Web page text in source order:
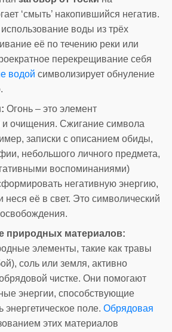
‘смыть’ накопившийся негатив.
воды из трёх
её по течению реки или
перекрещивание себя
водой символизирует обнуление
Огонь – это элемент
очищения. Сжигание символа
записки с описанием обиды,
небольшого личного предмета,
воспоминаниями)
негативную энергию,
неся её в свет. Это символический
природных материалов:
элементы, такие как травы
соль или земля, активно
чистке. Они помогают
энергии, способствующие
энергетическое поле. Обрядовая
этих материалов